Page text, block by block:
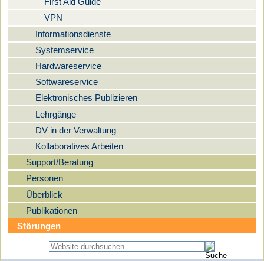
VPN
Informationsdienste
Systemservice
Hardwareservice
Softwareservice
Elektronisches Publizieren
Lehrgänge
DV in der Verwaltung
Kollaboratives Arbeiten
Support/Beratung
Personen
Überblick
Publikationen
Störungen